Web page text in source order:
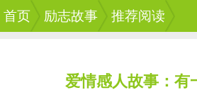
首页 励志故事 推荐阅读
爱情感人故事：有